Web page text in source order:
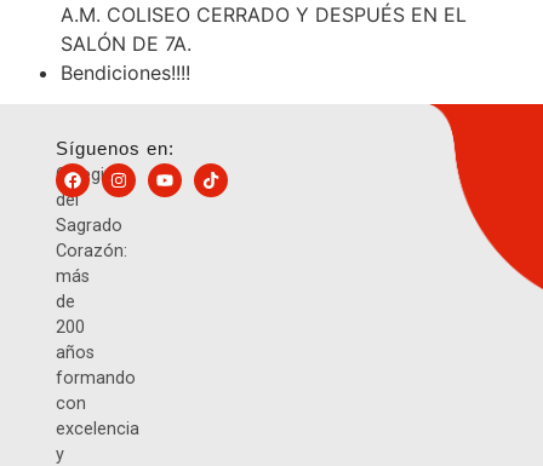
A.M. COLISEO CERRADO Y DESPUÉS EN EL
SALÓN DE 7A.
Bendiciones!!!!
Colegio
del
Sagrado
Corazón:
más
de
200
años
formando
con
excelencia
y
Síguenos en: